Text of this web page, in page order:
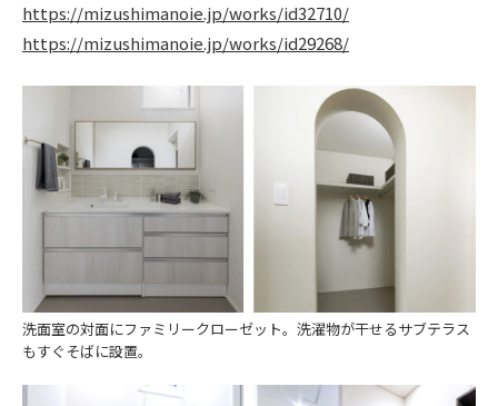
https://mizushimanoie.jp/works/id32710/
https://mizushimanoie.jp/works/id29268/
洗面室の対面にファミリークローゼット。洗濯物が干せるサブテラス
もすぐそばに設置。